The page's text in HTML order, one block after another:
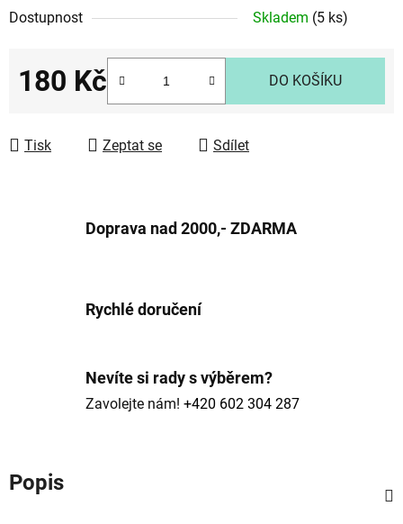
Dostupnost Skladem (5 ks)
180 Kč DO KOŠÍKU
Tisk Zeptat se Sdílet
Doprava nad 2000,- ZDARMA
Rychlé doručení
Nevíte si rady s výběrem?
Zavolejte nám! +420 602 304 287
Popis